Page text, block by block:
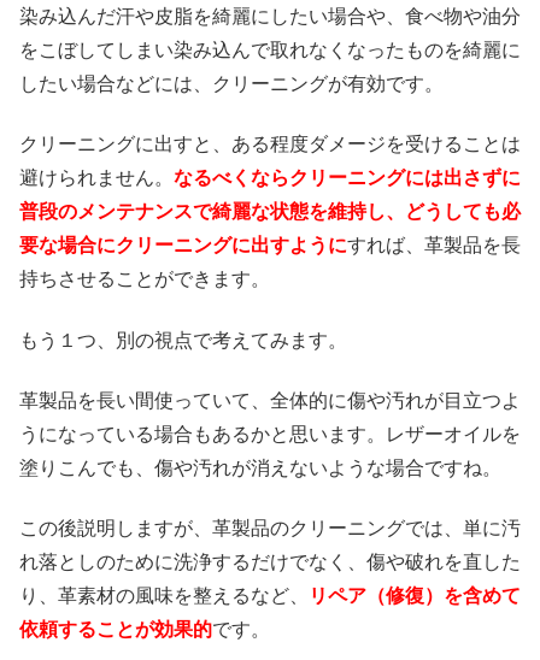
染み込んだ汗や皮脂を綺麗にしたい場合や、食べ物や油分
をこぼしてしまい染み込んで取れなくなったものを綺麗に
したい場合などには、クリーニングが有効です。
クリーニングに出すと、ある程度ダメージを受けることは
避けられません。 なるべくならクリーニングには出さずに
普段のメンテナンスで綺麗な状態を維持し、どうしても必
要な場合にクリーニングに出すようにすれば、革製品を長
持ちさせることができます。
もう１つ、別の視点で考えてみます。
革製品を長い間使っていて、全体的に傷や汚れが目立つよ
うになっている場合もあるかと思います。レザーオイルを
塗りこんでも、傷や汚れが消えないような場合ですね。
この後説明しますが、革製品のクリーニングでは、単に汚
れ落としのために洗浄するだけでなく、傷や破れを直した
り、革素材の風味を整えるなど、
リペア（修復）を含めて
依頼することが効果的です。